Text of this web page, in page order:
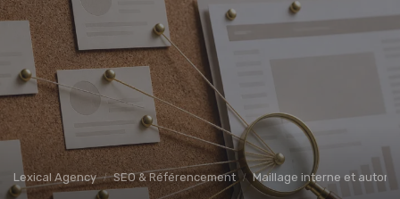
Lexical Agency SEO & Référencement Maillage interne et